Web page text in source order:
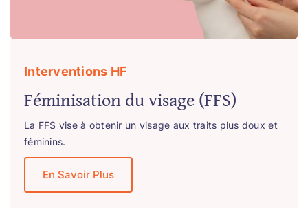
Interventions HF
Féminisation du visage (FFS)
La FFS vise à obtenir un visage aux traits plus doux et
féminins.
En Savoir Plus